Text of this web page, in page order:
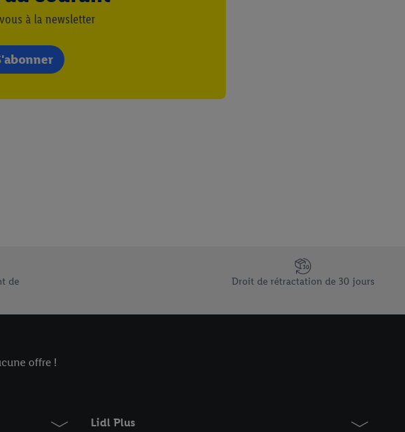
à la newsletter
de
Droit de rétractation de 30 jours
offre !
Lidl Plus